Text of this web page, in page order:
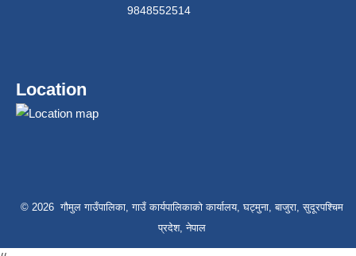
9848552514
Location
© 2026 गौमुल गाउँपालिका, गाउँ कार्यपालिकाको कार्यालय, घट्मुना, बाजुरा, सुदूरपश्चिम
प्रदेश, नेपाल